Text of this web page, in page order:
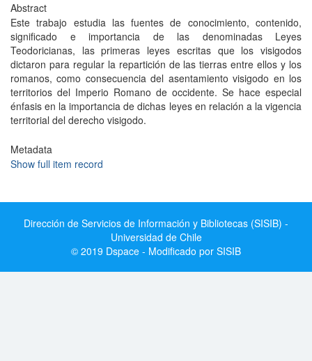
Abstract
Este trabajo estudia las fuentes de conocimiento, contenido,
significado e importancia de las denominadas Leyes
Teodoricianas, las primeras leyes escritas que los visigodos
dictaron para regular la repartición de las tierras entre ellos y los
romanos, como consecuencia del asentamiento visigodo en los
territorios del Imperio Romano de occidente. Se hace especial
énfasis en la importancia de dichas leyes en relación a la vigencia
territorial del derecho visigodo.
Metadata
Show full item record
Dirección de Servicios de Información y Bibliotecas (SISIB) -
Universidad de Chile
© 2019 Dspace - Modificado por SISIB